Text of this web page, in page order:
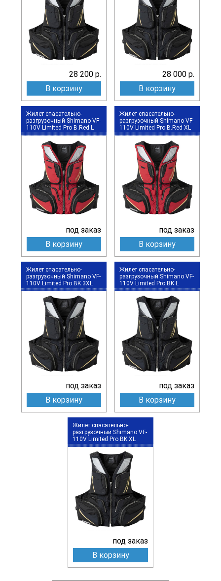
28 200 р.
В корзину
28 000 р.
В корзину
Жилет спасательно-
разгрузочный Shimano VF-
110V Limited Pro B.Red L
под заказ
В корзину
Жилет спасательно-
разгрузочный Shimano VF-
110V Limited Pro B.Red XL
под заказ
В корзину
Жилет спасательно-
разгрузочный Shimano VF-
110V Limited Pro BK 3XL
под заказ
В корзину
Жилет спасательно-
разгрузочный Shimano VF-
110V Limited Pro BK L
под заказ
В корзину
Жилет спасательно-
разгрузочный Shimano VF-
110V Limited Pro BK XL
под заказ
В корзину